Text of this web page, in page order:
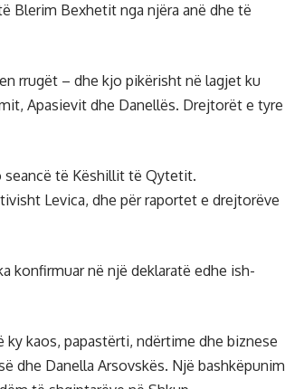
Blerim Bexhetit nga njëra anë dhe të
rrugët – dhe kjo pikërisht në lagjet ku
Apasievit dhe Danellës. Drejtorët e tyre
seancë të Këshillit të Qytetit.
Levica, dhe për raportet e drejtorëve
konfirmuar në një deklaratë edhe ish-
ky kaos, papastërti, ndërtime dhe biznese
dhe Danella Arsovskës. Një bashkëpunim